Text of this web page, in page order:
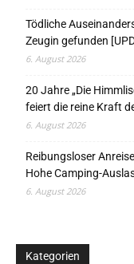
Tödliche
Zeugin gefunden
6. August 2026
20 Jahre „Die
feiert die reine Kraft
6. August 2026
Reibungsloser
Hohe Camping-
6. August 2026
Kategorien